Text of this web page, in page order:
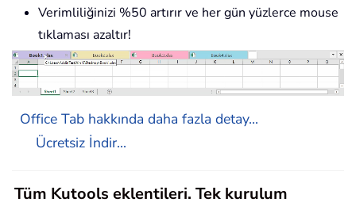
Verimliliğinizi %50 artırır ve her gün yüzlerce mouse
tıklaması azaltır!
Office Tab hakkında daha fazla detay...
Ücretsiz İndir...
Tüm Kutools eklentileri. Tek kurulum